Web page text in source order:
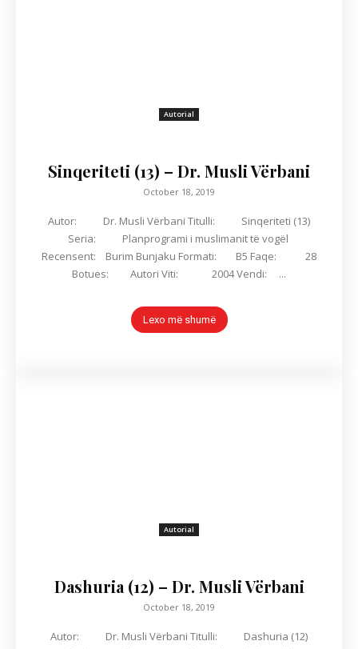
Autorial
Sinqeriteti (13) – Dr. Musli Vërbani
October 18, 2019
Autor: Dr. Musli Vërbani Titulli: Sinqeriteti (13)
Seria: Planprogrami i muslimanit të vogël
Recensent: Burim Bunjaku Formati: B5 Faqe: 28
Botues: Autori Viti: 2004 Vendi: ...
Lexo më shumë
Autorial
Dashuria (12) – Dr. Musli Vërbani
October 18, 2019
Autor: Dr. Musli Vërbani Titulli: Dashuria (12)